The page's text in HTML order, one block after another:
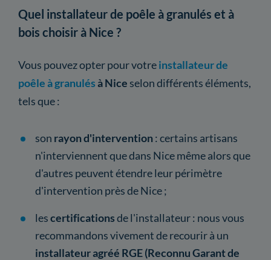
Quel installateur de poêle à granulés et à
bois choisir à Nice ?
Vous pouvez opter pour votreinstallateur de
poêle à granulésà Nice selon différents éléments,
tels que :
son rayond'intervention: certains artisans
n'interviennent que dans Nice même alors que
d'autres peuvent étendre leur périmètre
d'intervention près de Nice ;
lescertificationsde l'installateur : nous vous
recommandons vivement de recourir à un
installateur agréé RGE (Reconnu Garant de